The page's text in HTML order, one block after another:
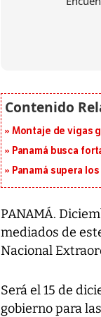
Montaje de vigas
Panamá busca
Panamá supera
PANAMÁ.
mediados de
Nacional
Será el 15 de
gobierno para